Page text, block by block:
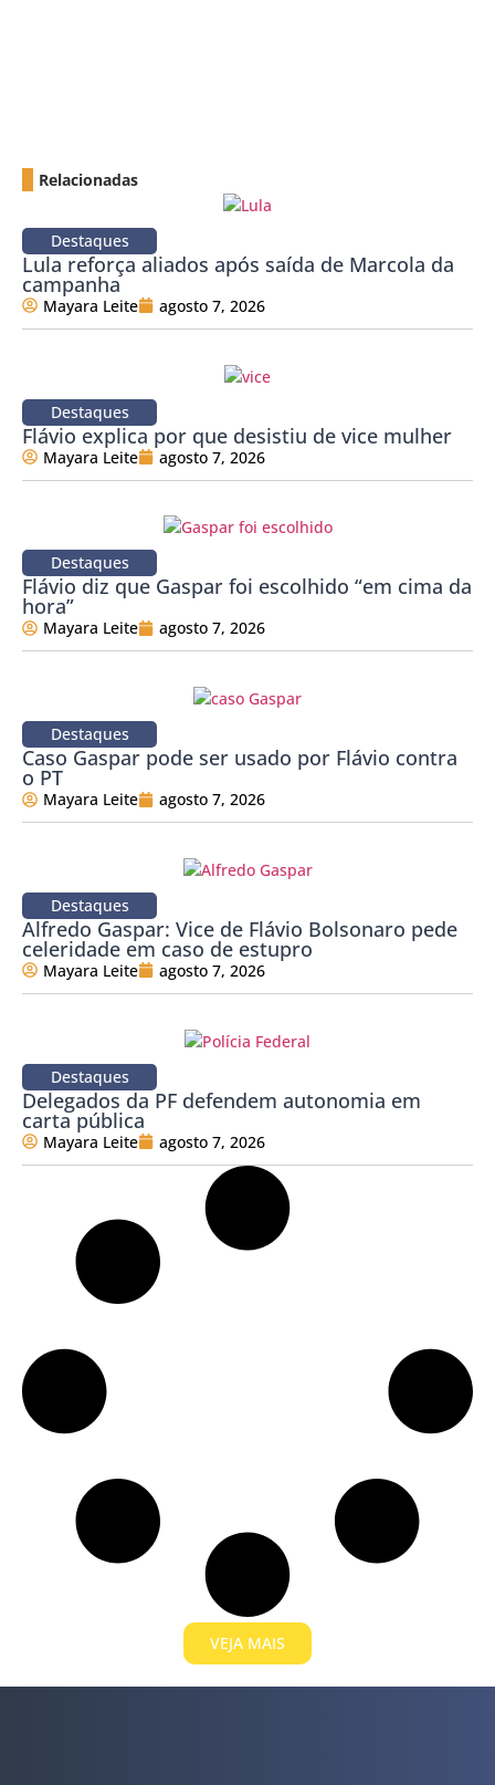
Relacionadas
Destaques
Lula reforça aliados após saída de Marcola da
campanha
Mayara Leite agosto 7, 2026
Destaques
Flávio explica por que desistiu de vice mulher
Mayara Leite agosto 7, 2026
Destaques
Flávio diz que Gaspar foi escolhido “em cima da
hora”
Mayara Leite agosto 7, 2026
Destaques
Caso Gaspar pode ser usado por Flávio contra
o PT
Mayara Leite agosto 7, 2026
Destaques
Alfredo Gaspar: Vice de Flávio Bolsonaro pede
celeridade em caso de estupro
Mayara Leite agosto 7, 2026
Destaques
Delegados da PF defendem autonomia em
carta pública
Mayara Leite agosto 7, 2026
VEJA MAIS